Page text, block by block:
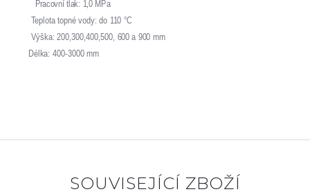
Pracovní tlak: 1,0 MPa
Teplota topné vody: do 110 °C
Výška: 200,300,400,500, 600 a 900 mm
Délka: 400-3000 mm
SOUVISEJÍCÍ ZBOŽÍ